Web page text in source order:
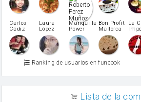
pimiento rojo
Pimentón
pimiento verde
miel
vino blanco
Azúcar glass
Azúcar moreno
Zumo de limón
arroz
Carlos
Cádiz
Laura
López
Martínez
Mariquilla
Power
Bon Profit
Mallorca
La
Ranking de usuarios en funcook
Lista de la